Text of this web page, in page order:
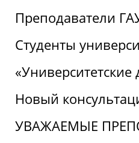
Преподаватели
Студенты
Новый
УВАЖАЕМЫЕ